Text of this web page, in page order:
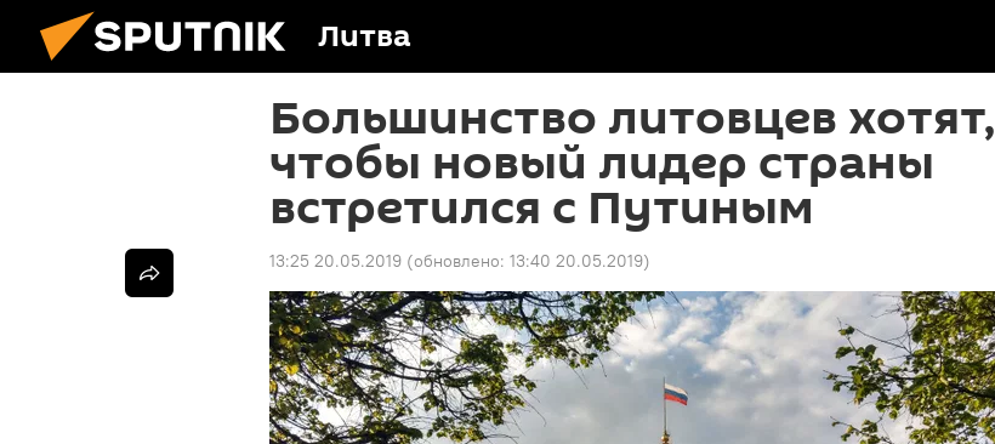
Литва
Большинство литовцев хотят,
чтобы новый лидер страны
встретился с Путиным
13:25 20.05.2019 (обновлено: 13:40 20.05.2019)